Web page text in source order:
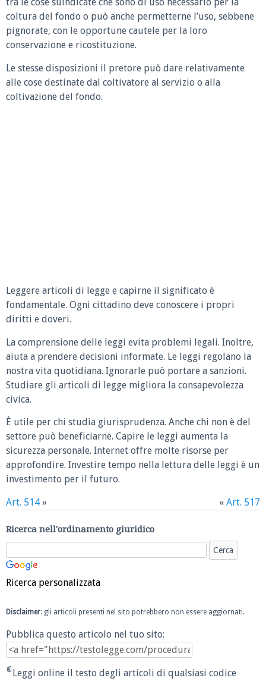
coltura del fondo o può anche permetterne l’uso, sebbene
pignorate, con le opportune cautele per la loro
conservazione e ricostituzione.
Le stesse disposizioni il pretore può dare relativamente
alle cose destinate dal coltivatore al servizio o alla
coltivazione del fondo.
Leggere articoli di legge e capirne il significato è
fondamentale. Ogni cittadino deve conoscere i propri
diritti e doveri.
La comprensione delle leggi evita problemi legali. Inoltre,
aiuta a prendere decisioni informate. Le leggi regolano la
nostra vita quotidiana. Ignorarle può portare a sanzioni.
Studiare gli articoli di legge migliora la consapevolezza
civica.
È utile per chi studia giurisprudenza. Anche chi non è del
settore può beneficiarne. Capire le leggi aumenta la
sicurezza personale. Internet offre molte risorse per
approfondire. Investire tempo nella lettura delle leggi è un
investimento per il futuro.
Art. 514 » « Art. 517
Ricerca nell'ordinamento giuridico
Ricerca personalizzata
Disclaimer: gli articoli presenti nel sito potrebbero non essere aggiornati.
Pubblica questo articolo nel tuo sito:
Leggi online il testo degli articoli di qualsiasi codice